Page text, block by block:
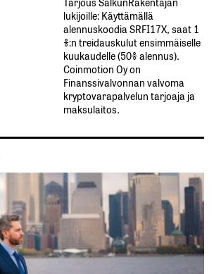
lukijoille: Käyttämällä​ ​
alennuskoodia​ ​SRFI17X,​ ​saat​ ​1
%:n treidauskulut​ ​ensimmäiselle​ ​
kuukaudelle​ ​(50%​ ​alennus).
Coinmotion Oy on
Finanssivalvonnan valvoma
kryptovarapalvelun tarjoaja ja
maksulaitos.